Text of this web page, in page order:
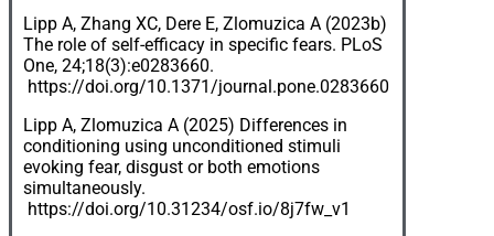
Lipp A, Zhang XC, Dere E, Zlomuzica A (2023b)
The role of self-efficacy in specific fears. PLoS
One, 24;18(3):e0283660.
https://doi.org/10.1371/journal.pone.0283660
Lipp A, Zlomuzica A (2025) Differences in
conditioning using unconditioned stimuli
evoking fear, disgust or both emotions
simultaneously.
https://doi.org/10.31234/osf.io/8j7fw_v1